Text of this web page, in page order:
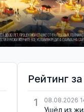
Рейтинг
1
08.08.2026
Ушёл из